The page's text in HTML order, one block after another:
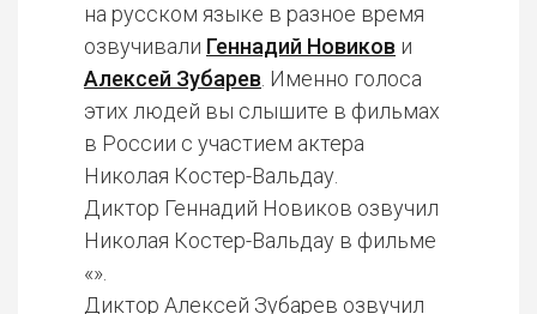
на русском языке в разное время
озвучивали Геннадий Новиков и
Алексей Зубарев . Именно голоса
этих людей вы слышите в фильмах
в России с участием актера
Николая Костер-Вальдау.
Диктор Геннадий Новиков озвучил
Николая Костер-Вальдау в фильме
«».
Диктор Алексей Зубарев озвучил